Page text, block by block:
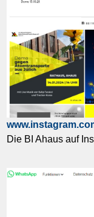
Die BI Ahaus auf